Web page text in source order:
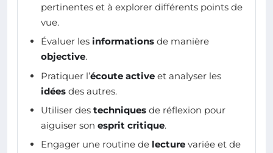
pertinentes et à explorer différents points de
vue.
Évaluer les informations de manière
objective.
Pratiquer l’écoute active et analyser les
idées des autres.
Utiliser des techniques de réflexion pour
aiguiser son esprit critique.
Engager une routine de lecture variée et de